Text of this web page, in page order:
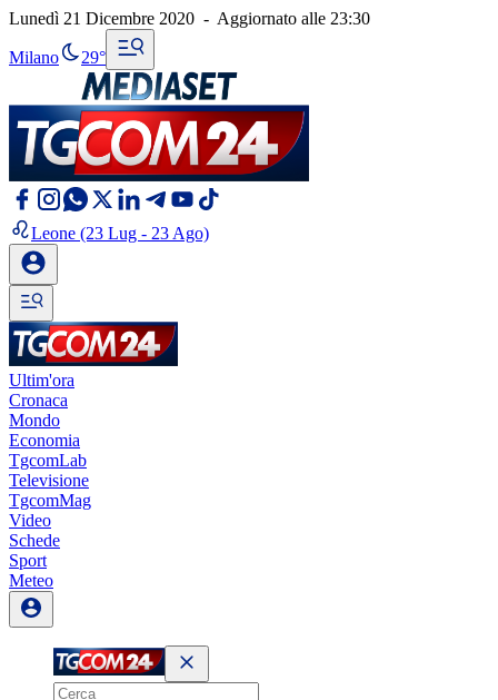
Lunedì 21 Dicembre 2020 - Aggiornato alle 23:30
Milano 29°
Leone (23 Lug - 23 Ago)
Ultim'ora
Cronaca
Mondo
Economia
TgcomLab
Televisione
TgcomMag
Video
Schede
Sport
Meteo